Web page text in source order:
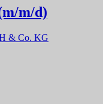
m/d)
& Co. KG